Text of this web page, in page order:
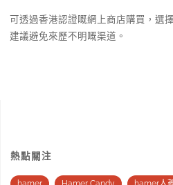
可透過香港認證嘅網上商店購買，選
建議避免來歷不明嘅渠道。
熱點關注